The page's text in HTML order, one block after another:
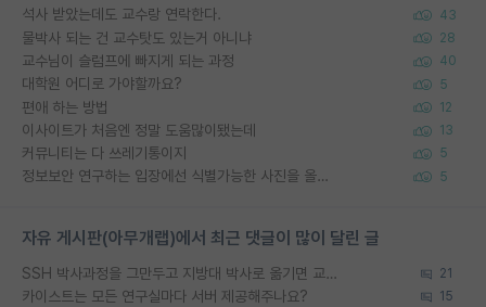
석사 받았는데도 교수랑 연락한다. 43
물박사 되는 건 교수탓도 있는거 아니냐 28
교수님이 슬럼프에 빠지게 되는 과정 40
대학원 어디로 가야할까요? 5
편애 하는 방법 12
이사이트가 처음엔 정말 도움많이됐는데 13
커뮤니티는 다 쓰레기통이지 5
정보보안 연구하는 입장에선 식별가능한 사진을 올리는건 비추이긴함 5
자유 게시판(아무개랩)에서 최근 댓글이 많이 달린 글
SSH 박사과정을 그만두고 지방대 박사로 옮기면 교수의 꿈은 끝일까요? 21
카이스트는 모든 연구실마다 서버 제공해주나요? 15